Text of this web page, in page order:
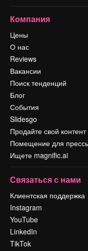
Компания
Цены
О нас
Reviews
Вакансии
Поиск тенденций
Блог
События
Slidesgo
Продайте свой контент
Помещение для
Ищете magnific.ai
Связаться с нами
Клиентская поддержка
Instagram
YouTube
LinkedIn
TikTok